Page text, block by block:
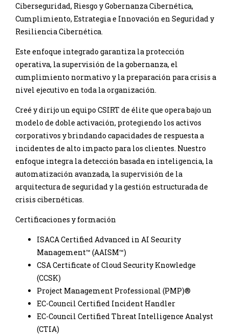
Ciberseguridad, Riesgo y Gobernanza Cibernética,
Cumplimiento, Estrategia e Innovación en Seguridad y
Resiliencia Cibernética.
Este enfoque integrado garantiza la protección
operativa, la supervisión de la gobernanza, el
cumplimiento normativo y la preparación para crisis a
nivel ejecutivo en toda la organización.
Creé y dirijo un equipo CSIRT de élite que opera bajo un
modelo de doble activación, protegiendo los activos
corporativos y brindando capacidades de respuesta a
incidentes de alto impacto para los clientes. Nuestro
enfoque integra la detección basada en inteligencia, la
automatización avanzada, la supervisión de la
arquitectura de seguridad y la gestión estructurada de
crisis cibernéticas.
Certificaciones y formación
ISACA Certified Advanced in AI Security
Management™️ (AAISM™️)
CSA Certificate of Cloud Security Knowledge
(CCSK)
Project Management Professional (PMP)®️
EC-Council Certified Incident Handler
EC-Council Certified Threat Intelligence Analyst
(CTIA)